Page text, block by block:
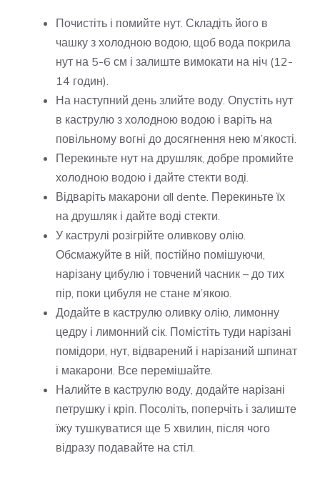
Почистіть і помийте нут. Складіть його в
чашку з холодною водою, щоб вода покрила
нут на 5-6 см і залиште вимокати на ніч (12-
14 годин).
На наступний день злийте воду. Опустіть нут
в каструлю з холодною водою і варіть на
повільному вогні до досягнення нею м’якості.
Перекиньте нут на друшляк, добре промийте
холодною водою і дайте стекти воді.
Відваріть макарони all dente. Перекиньте їх
на друшляк і дайте воді стекти.
У каструлі розігрійте оливкову олію.
Обсмажуйте в ній, постійно помішуючи,
нарізану цибулю і товчений часник – до тих
пір, поки цибуля не стане м’якою.
Додайте в каструлю оливку олію, лимонну
цедру і лимонний сік. Помістіть туди нарізані
помідори, нут, відварений і нарізаний шпинат
і макарони. Все перемішайте.
Налийте в каструлю воду, додайте нарізані
петрушку і кріп. Посоліть, поперчіть і залиште
їжу тушкуватися ще 5 хвилин, після чого
відразу подавайте на стіл.